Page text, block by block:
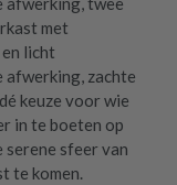
met
licht
afwerking, zachte
keuze voor wie
in te boeten op
sfeer van
te komen.